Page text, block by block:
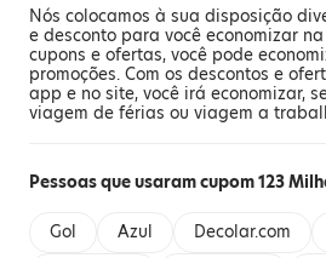
Nós colocamos à sua disposição
e desconto para você economizar
cupons e ofertas, você pode
promoções. Com os descontos e
app e no site, você irá economizar,
viagem de férias ou viagem a
Pessoas que usaram cupom 123
Gol Azul Decolar.com